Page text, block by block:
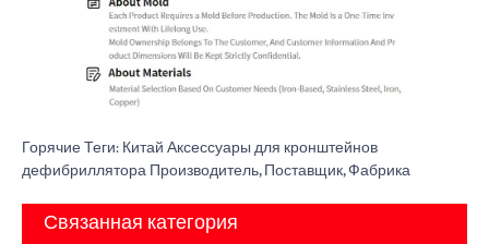
Горячие Теги: Китай Аксессуары для кронштейнов
дефибриллятора Производитель, Поставщик, Фабрика
Связанная категория